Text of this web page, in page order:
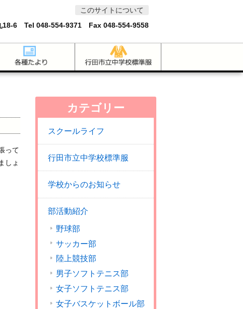
このサイトについて
18-6 Tel 048-554-9371 Fax 048-554-9558
って
しょ
カテゴリー
スクールライフ
行田市立中学校標準服
学校からのお知らせ
部活動紹介
野球部
サッカー部
陸上競技部
男子ソフトテニス部
女子ソフトテニス部
女子バスケットボール部